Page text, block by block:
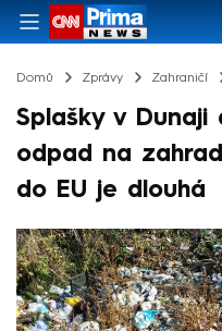
Domů Zprávy Zahraničí
Splašky v Dunaji
odpad na
do EU je dlouhá